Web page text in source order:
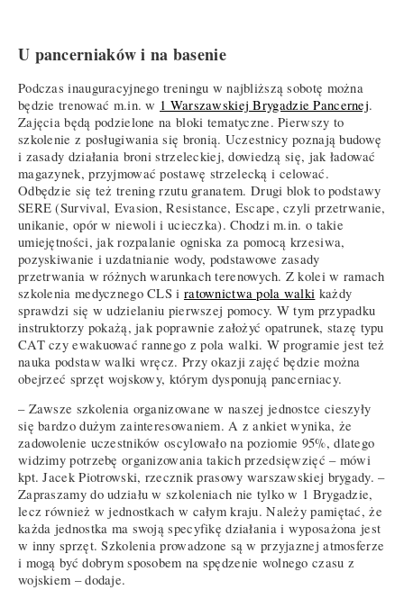
U pancerniaków i na basenie
Podczas inauguracyjnego treningu w najbliższą sobotę można
będzie trenować m.in. w 1 Warszawskiej Brygadzie Pancernej.
Zajęcia będą podzielone na bloki tematyczne. Pierwszy to
szkolenie z posługiwania się bronią. Uczestnicy poznają budowę
i zasady działania broni strzeleckiej, dowiedzą się, jak ładować
magazynek, przyjmować postawę strzelecką i celować.
Odbędzie się też trening rzutu granatem. Drugi blok to podstawy
SERE (Survival, Evasion, Resistance, Escape, czyli przetrwanie,
unikanie, opór w niewoli i ucieczka). Chodzi m.in. o takie
umiejętności, jak rozpalanie ogniska za pomocą krzesiwa,
pozyskiwanie i uzdatnianie wody, podstawowe zasady
przetrwania w różnych warunkach terenowych. Z kolei w ramach
szkolenia medycznego CLS i ratownictwa pola walki każdy
sprawdzi się w udzielaniu pierwszej pomocy. W tym przypadku
instruktorzy pokażą, jak poprawnie założyć opatrunek, stazę typu
CAT czy ewakuować rannego z pola walki. W programie jest też
nauka podstaw walki wręcz. Przy okazji zajęć będzie można
obejrzeć sprzęt wojskowy, którym dysponują pancerniacy.
– Zawsze szkolenia organizowane w naszej jednostce cieszyły
się bardzo dużym zainteresowaniem. A z ankiet wynika, że
zadowolenie uczestników oscylowało na poziomie 95%, dlatego
widzimy potrzebę organizowania takich przedsięwzięć – mówi
kpt. Jacek Piotrowski, rzecznik prasowy warszawskiej brygady. –
Zapraszamy do udziału w szkoleniach nie tylko w 1 Brygadzie,
lecz również w jednostkach w całym kraju. Należy pamiętać, że
każda jednostka ma swoją specyfikę działania i wyposażona jest
w inny sprzęt. Szkolenia prowadzone są w przyjaznej atmosferze
i mogą być dobrym sposobem na spędzenie wolnego czasu z
wojskiem – dodaje.